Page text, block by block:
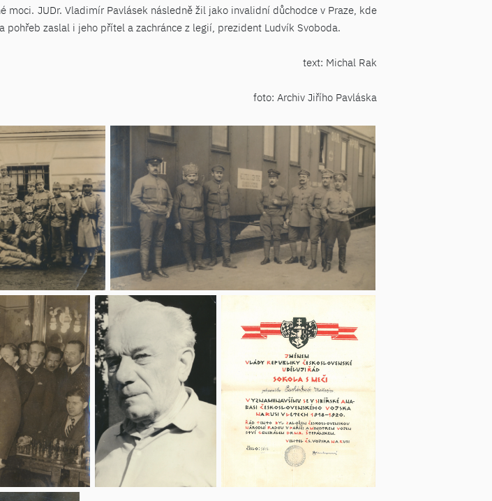
JUDr. Vladimír Pavlásek následně žil jako invalidní důchodce v Praze, kde
zaslal i jeho přítel a zachránce z legií, prezident Ludvík Svoboda.
text: Michal Rak
foto: Archiv Jiřího Pavláska